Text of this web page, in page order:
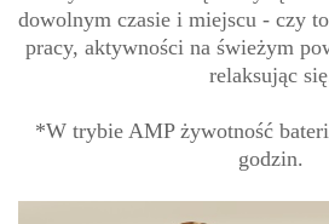
dowolnym czasie i miejscu - czy
pracy, aktywności na świeżym
relaksując
*W trybie AMP żywotność
godzin.